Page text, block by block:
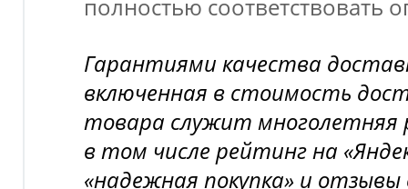
полностью соответствовать
Гарантиями качества
включенная в стоимость
товара служит многолетняя
в том числе рейтинг на
«надежная покупка» и